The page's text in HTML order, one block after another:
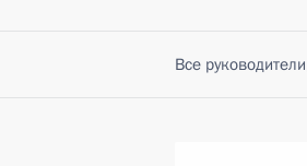
Все